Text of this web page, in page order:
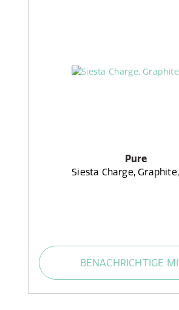
Pure
Siesta Charge,
BENACHRICHTIGE